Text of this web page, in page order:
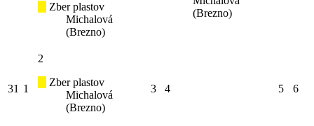
Zber plastov
Michalová
(Brezno)
(Brezno)
31 1
2
Zber plastov
Michalová
(Brezno)
3 4 5 6